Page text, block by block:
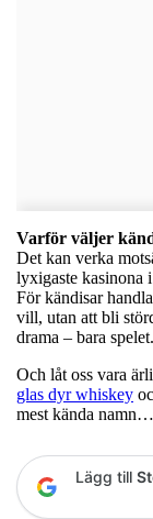
Varför väljer
Det kan verka
lyxigaste kasinona
För kändisar
vill, utan att bli
drama – bara spelet.
Och låt oss vara
glas dyr whiskey
mest kända
Lägg till